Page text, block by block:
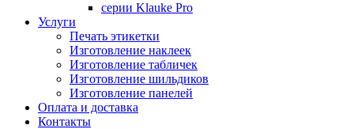
серии Klauke Pro
Услуги
Печать этикетки
Изготовление наклеек
Изготовление табличек
Изготовление шильдиков
Изготовление панелей
Оплата и доставка
Контакты